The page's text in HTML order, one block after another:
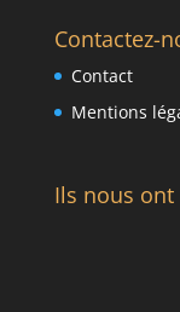
Contactez-
Contact
Mentions
Ils nous ont